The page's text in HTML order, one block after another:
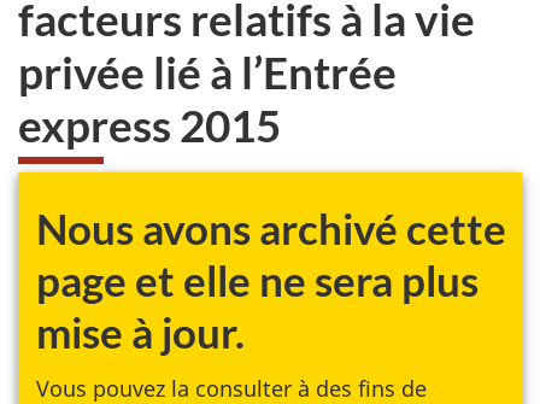
facteurs relatifs à la vie
privée lié à l’Entrée
express 2015
Nous avons archivé cette
page et elle ne sera plus
mise à jour.
Vous pouvez la consulter à des fins de